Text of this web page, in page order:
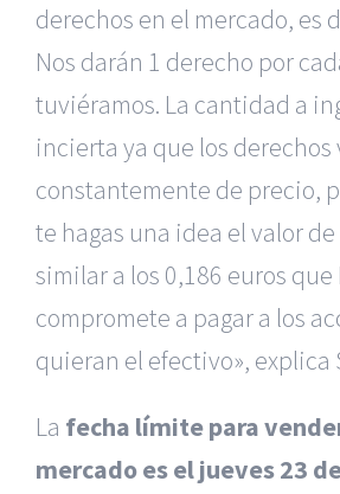
derechos en el mercado, es
Nos darán 1 derecho por
tuviéramos. La cantidad a
incierta ya que los derechos
constantemente de precio,
te hagas una idea el valor
similar a los 0,186 euros
compromete a pagar a los
quieran el efectivo», explica
La fecha límite para
mercado es el jueves 23